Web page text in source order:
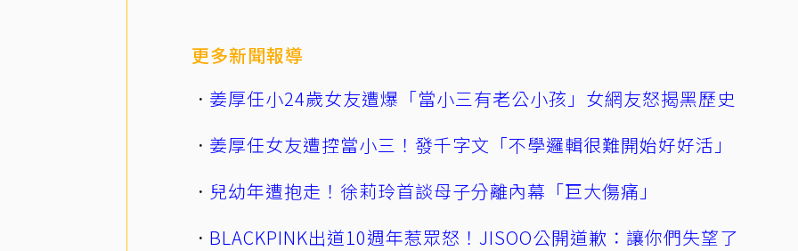
更多新聞報導
姜厚任小24歲女友遭爆「當小三有老公小孩」女網友怒揭黑歷史
姜厚任女友遭控當小三！發千字文「不學邏輯很難開始好好活」
兒幼年遭抱走！徐莉玲首談母子分離內幕「巨大傷痛」
BLACKPINK出道10週年惹眾怒！JISOO公開道歉：讓你們失望了